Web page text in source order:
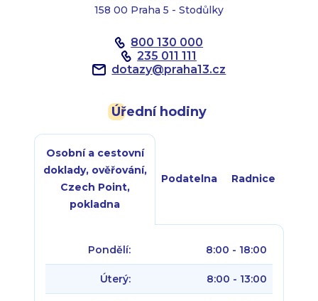
158 00 Praha 5 - Stodůlky
800 130 000
235 011 111
dotazy@praha13.cz
Úřední hodiny
Osobní a cestovní
doklady, ověřování,
Czech Point,
pokladna
Podatelna Radnice
Pondělí: 8:00 - 18:00
Úterý: 8:00 - 13:00